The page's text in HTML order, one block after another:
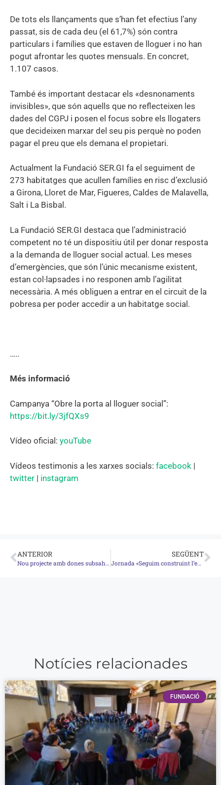
De tots els llançaments que s’han fet efectius l’any
passat, sis de cada deu (el 61,7%) són contra
particulars i famílies que estaven de lloguer i no han
pogut afrontar les quotes mensuals. En concret,
1.107 casos.
També és important destacar els «desnonaments
invisibles», que són aquells que no reflecteixen les
dades del CGPJ i posen el focus sobre els llogaters
que decideixen marxar del seu pis perquè no poden
pagar el preu que els demana el propietari.
Actualment la Fundació SER.GI fa el seguiment de
273 habitatges que acullen famílies en risc d’exclusió
a Girona, Lloret de Mar, Figueres, Caldes de Malavella,
Salt i La Bisbal.
La Fundació SER.GI destaca que l’administració
competent no té un dispositiu útil per donar resposta
a la demanda de lloguer social actual. Les meses
d’emergències, que són l’únic mecanisme existent,
estan col·lapsades i no responen amb l’agilitat
necessària. A més obliguen a entrar en el circuit de la
pobresa per poder accedir a un habitatge social.
…..
Més informació
Campanya “Obre la porta al lloguer social”:
https://bit.ly/3jfQXs9
Vídeo oficial: youTube
Vídeos testimonis a les xarxes socials: facebook |
twitter | instagram
ANTERIOR
Nou projecte amb dones subsaharianes a Figueres
SEGÜENT
Jornada «Seguim construint l’educació a Palafrugell»
Notícies relacionades
FUNDACIÓ